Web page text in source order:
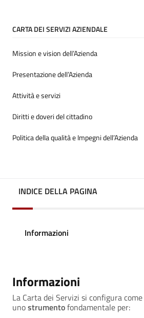
CARTA DEI SERVIZI AZIENDALE
Mission e vision dell’Azienda
Presentazione dell’Azienda
Attività e servizi
Diritti e doveri del cittadino
Politica della qualità e Impegni dell’Azienda
INDICE DELLA PAGINA
Informazioni
Informazioni
La Carta dei Servizi si configura come
unostrumentofondamentale per: